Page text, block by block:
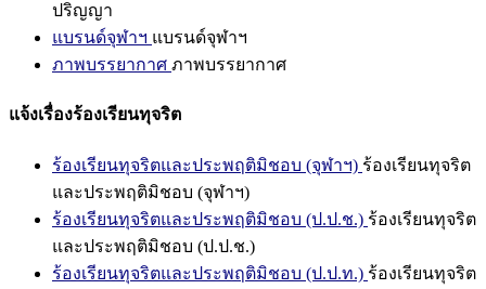
ปริญญา
แบรนด์จุฬาฯ แบรนด์จุฬาฯ
ภาพบรรยากาศ ภาพบรรยากาศ
แจ้งเรื่องร้องเรียนทุจริต
ร้องเรียนทุจริตและประพฤติมิชอบ (จุฬาฯ) ร้องเรียนทุจริต
และประพฤติมิชอบ (จุฬาฯ)
ร้องเรียนทุจริตและประพฤติมิชอบ (ป.ป.ช.) ร้องเรียนทุจริต
และประพฤติมิชอบ (ป.ป.ช.)
ร้องเรียนทุจริตและประพฤติมิชอบ (ป.ป.ท.) ร้องเรียนทุจริต